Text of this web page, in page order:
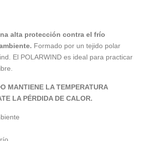
alta protección contra el frío
Formado por un tejido polar
El POLARWIND es ideal para practicar
MANTIENE LA TEMPERATURA
LA PÉRDIDA DE CALOR.